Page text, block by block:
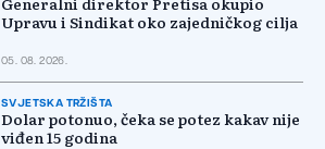
Upravu i Sindikat oko zajedničkog cilja
05. 08. 2026.
SVJETSKA TRŽIŠTA
Dolar potonuo, čeka se potez kakav nije
viđen 15 godina